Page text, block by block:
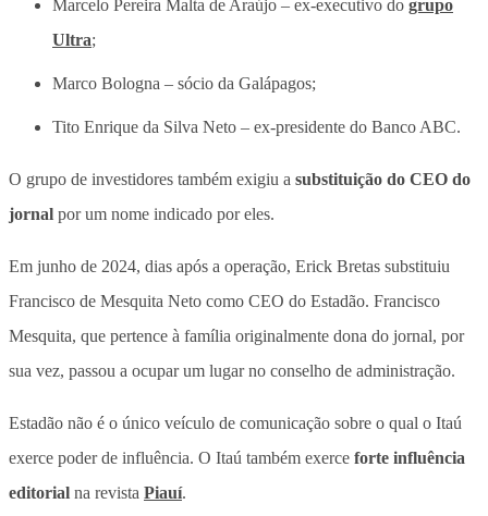
Marcelo Pereira Malta de Araújo – ex-executivo do grupo
Ultra;
Marco Bologna – sócio da Galápagos;
Tito Enrique da Silva Neto – ex-presidente do Banco ABC.
O grupo de investidores também exigiu a substituição do CEO do
jornal por um nome indicado por eles.
Em junho de 2024, dias após a operação, Erick Bretas substituiu
Francisco de Mesquita Neto como CEO do Estadão. Francisco
Mesquita, que pertence à família originalmente dona do jornal, por
sua vez, passou a ocuparum lugar no conselho de administração.
Estadão não é o único veículo de comunicação sobre o qual o Itaú
exerce poder de influência. O Itaú também exerce forte influência
editorial na revista Piauí.